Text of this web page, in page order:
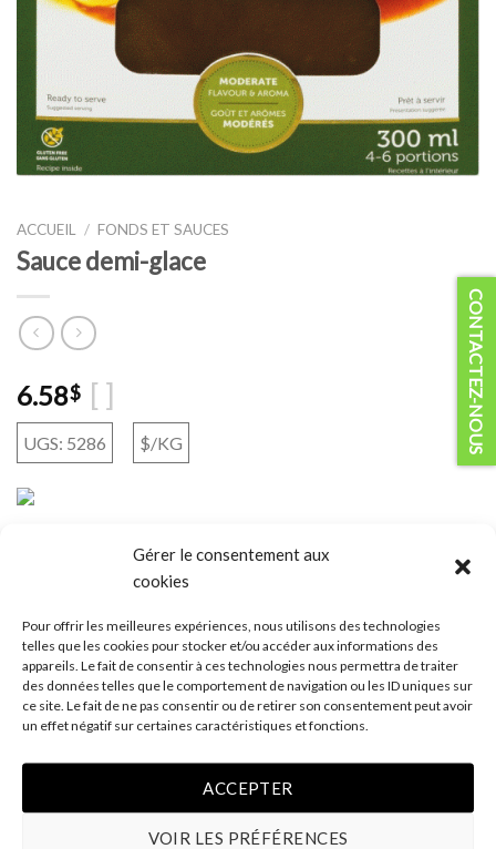
Gérer le consentement aux
cookies
Pour offrir les meilleures expériences, nous utilisons des technologies
telles que les cookies pour stocker et/ou accéder aux informations des
appareils. Le fait de consentir à ces technologies nous permettra de traiter
des données telles que le comportement de navigation ou les ID uniques sur
ce site. Le fait de ne pas consentir ou de retirer son consentement peut avoir
un effet négatif sur certaines caractéristiques et fonctions.
ACCEPTER
VOIR LES PRÉFÉRENCES
ACCUEIL / FONDS ET SAUCES
Sauce demi-glace
6.58$ [ ]
UGS: 5286 $/KG
Nos sauces et fonds prêts à réchauffer et à servir sont
préparés en cuisine par notre chef qui choisit uniquement des
quantité de Sauce demi-glaceAJOUTER AU PANIER
CONTACTEZ-NOUS